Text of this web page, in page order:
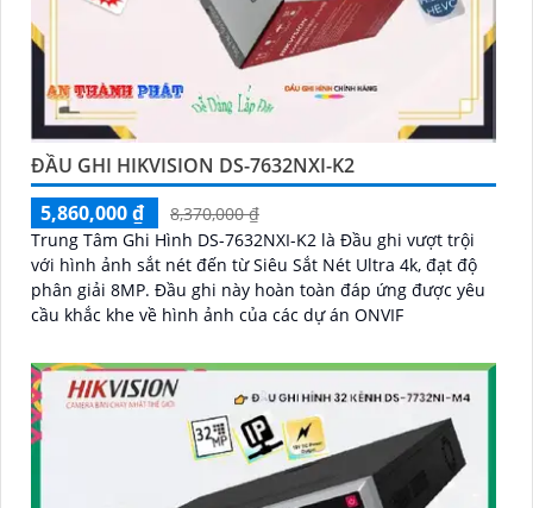
ĐẦU GHI HIKVISION DS-7632NXI-K2
5,860,000 ₫
8,370,000 ₫
Trung Tâm Ghi Hình DS-7632NXI-K2 là Đầu ghi vượt trội
với hình ảnh sắt nét đến từ Siêu Sắt Nét Ultra 4k, đạt độ
phân giải 8MP. Đầu ghi này hoàn toàn đáp ứng được yêu
cầu khắc khe về hình ảnh của các dự án ONVIF